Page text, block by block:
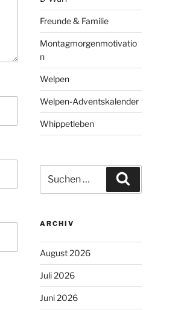
Freunde & Familie
Montagmorgenmotivatio
n
Welpen
Welpen-Adventskalender
Whippetleben
nach:
ARCHIV
August 2026
Juli 2026
Juni 2026